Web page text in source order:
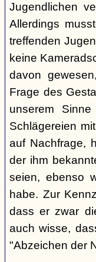
Jugendlichen
Allerdings
treffenden
keine
davon
Frage des
unserem
Schlägereien
auf Nachfrage,
der ihm
seien, ebenso
habe. Zur
dass er zwar
auch wisse,
"Abzeichen der